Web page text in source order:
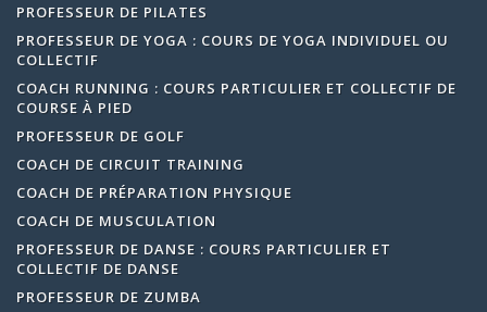
PROFESSEUR DE PILATES
PROFESSEUR DE YOGA : COURS DE YOGA INDIVIDUEL OU
COLLECTIF
COACH RUNNING : COURS PARTICULIER ET COLLECTIF DE
COURSE À PIED
PROFESSEUR DE GOLF
COACH DE CIRCUIT TRAINING
COACH DE PRÉPARATION PHYSIQUE
COACH DE MUSCULATION
PROFESSEUR DE DANSE : COURS PARTICULIER ET
COLLECTIF DE DANSE
PROFESSEUR DE ZUMBA